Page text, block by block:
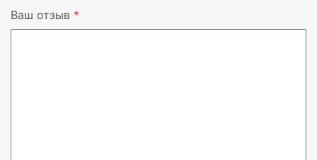
Протокол
Ваш отзыв *